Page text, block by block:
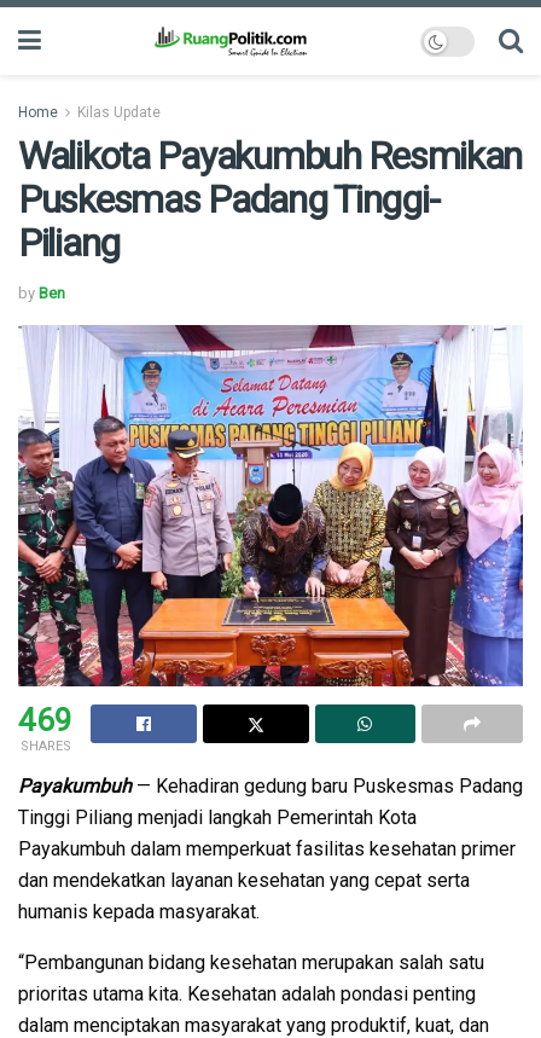
Home Kilas Update
Walikota Payakumbuh Resmikan
Puskesmas Padang Tinggi-
Piliang
by Ben
469
SHARES
Payakumbuh— Kehadiran gedung baru Puskesmas Padang
Tinggi Piliang menjadi langkah Pemerintah Kota
Payakumbuh dalam memperkuat fasilitas kesehatan primer
dan mendekatkan layanan kesehatan yang cepat serta
humanis kepada masyarakat.
“Pembangunan bidang kesehatan merupakan salah satu
prioritas utama kita. Kesehatan adalah pondasi penting
dalam menciptakan masyarakat yang produktif, kuat, dan